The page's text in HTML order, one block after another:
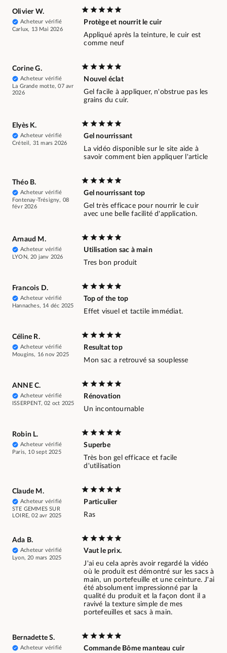
Olivier W.
Acheteur vérifié
Carlux, 13 Mai 2026
Protège et nourrit le cuir
Appliqué après la teinture, le cuir est
comme neuf
Corine G.
Acheteur vérifié
La Grande motte, 07 avr
2026
Nouvel éclat
Gel facile à appliquer, n'obstrue pas les
grains du cuir.
Elyès K.
Acheteur vérifié
Créteil, 31 mars 2026
Gel nourrissant
La vidéo disponible sur le site aide à
savoir comment bien appliquer l'article
Théo B.
Acheteur vérifié
Fontenay-Trésigny, 08
févr 2026
Gel nourrissant top
Gel très efficace pour nourrir le cuir
avec une belle facilité d'application.
Arnaud M.
Acheteur vérifié
LYON, 20 janv 2026
Utilisation sac à main
Tres bon produit
Francois D.
Acheteur vérifié
Hannaches, 14 déc 2025
Top of the top
Effet visuel et tactile immédiat.
Céline R.
Acheteur vérifié
Mougins, 16 nov 2025
Resultat top
Mon sac a retrouvé sa souplesse
ANNE C.
Acheteur vérifié
ISSERPENT, 02 oct 2025
Rénovation
Un incontournable
Robin L.
Acheteur vérifié
Paris, 10 sept 2025
Superbe
Très bon gel efficace et facile
d'utilisation
Claude M.
Acheteur vérifié
STE GEMMES SUR
LOIRE, 02 avr 2025
Particulier
Ras
Ada B.
Acheteur vérifié
Lyon, 20 mars 2025
Vaut le prix.
J'ai eu cela après avoir regardé la vidéo
où le produit est démontré sur les sacs à
main, un portefeuille et une ceinture. J'ai
été absolument impressionné par la
qualité du produit et la façon dont il a
ravivé la texture simple de mes
portefeuilles et sacs à main.
Bernadette S.
Acheteur vérifié
Commande Bôme manteau cuir